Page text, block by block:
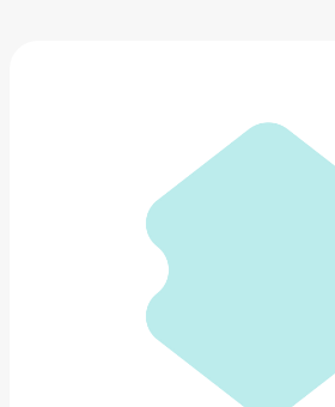
LABUBU SECRET BOX